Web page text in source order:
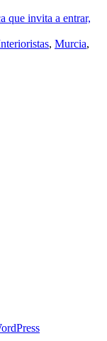
que invita a entrar,
, Murcia,